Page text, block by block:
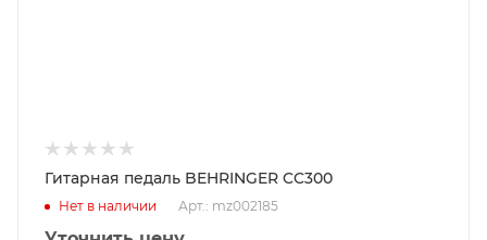
Гитарная педаль BEHRINGER CC300
Нет в наличии Арт.: mz002185